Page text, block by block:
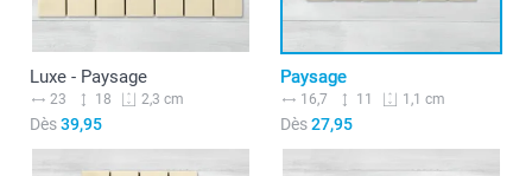
Luxe - Paysage
23 18 2,3 cm
Dès39,95
Paysage
16,7 11 1,1 cm
Dès27,95